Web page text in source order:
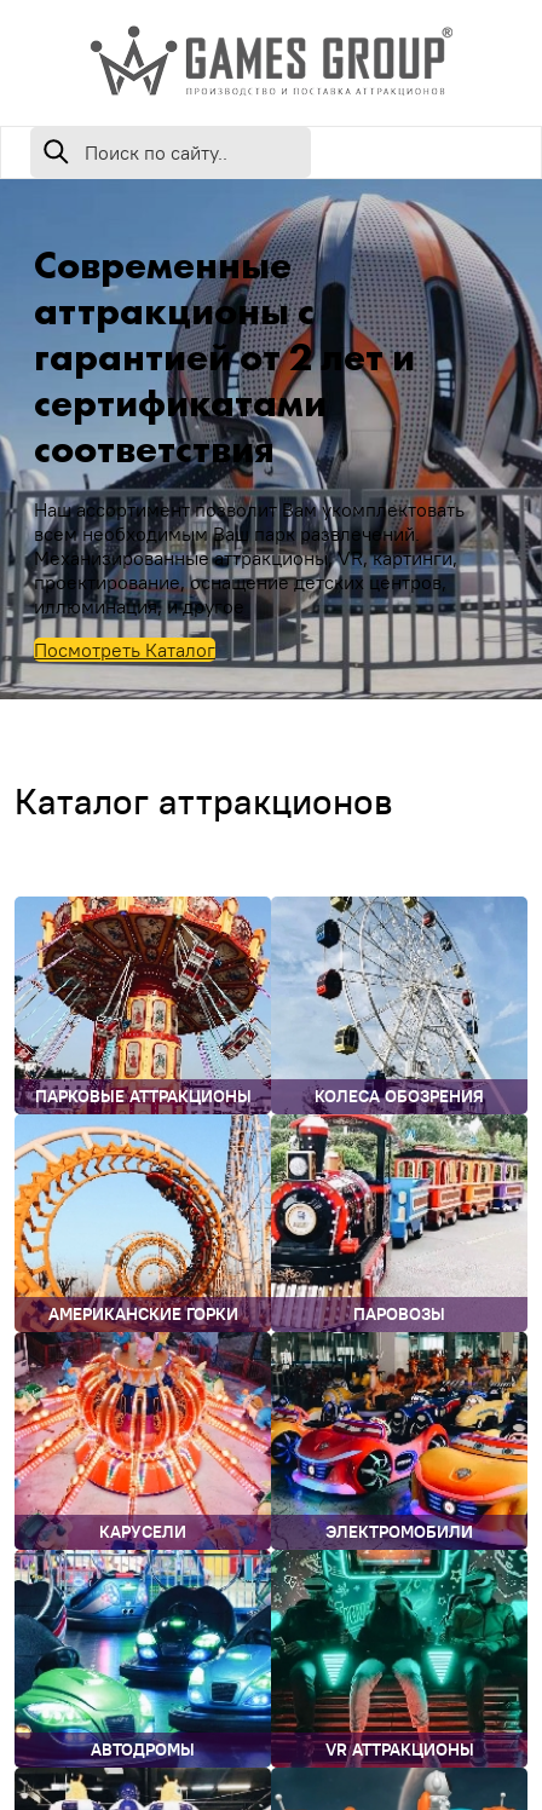
Современные
аттракционы с
гарантией от 2 лет и
сертификатами
соответствия
Наш ассортимент позволит Вам укомплектовать
всем необходимым Ваш парк развлечений.
Механизированные аттракционы, VR, картинги,
проектирование, оснащение детских центров,
иллюминация, и другое
Посмотреть Каталог
Каталог аттракционов
ПАРКОВЫЕ АТТРАКЦИОНЫ КОЛЕСА ОБОЗРЕНИЯ
АМЕРИКАНСКИЕ ГОРКИ ПАРОВОЗЫ
КАРУСЕЛИ ЭЛЕКТРОМОБИЛИ
АВТОДРОМЫ VR АТТРАКЦИОНЫ